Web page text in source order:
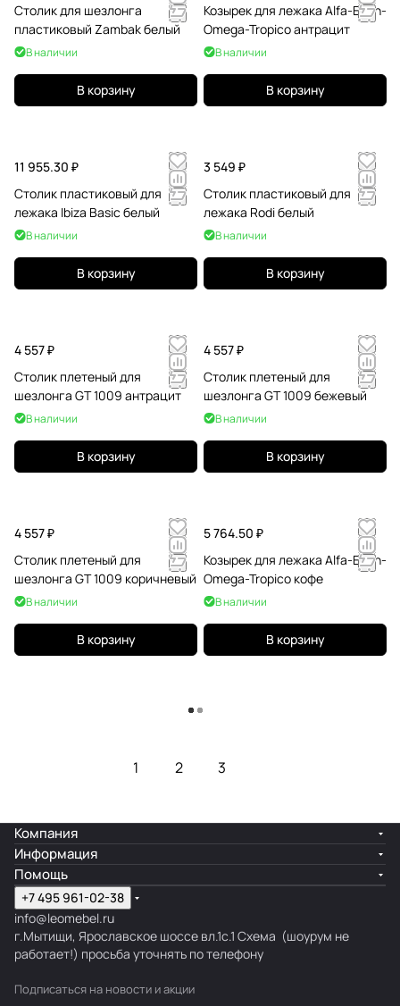
Столик для шезлонга
пластиковый Zambak белый
В наличии
В корзину
Козырек для лежака Alfa-Eden-
Omega-Tropico антрацит
В наличии
В корзину
11 955.30 ₽
Столик пластиковый для
лежака Ibiza Basic белый
В наличии
В корзину
3 549 ₽
Столик пластиковый для
лежака Rodi белый
В наличии
В корзину
4 557 ₽
Столик плетеный для
шезлонга GT 1009 антрацит
В наличии
В корзину
4 557 ₽
Столик плетеный для
шезлонга GT 1009 бежевый
В наличии
В корзину
4 557 ₽
Столик плетеный для
шезлонга GT 1009 коричневый
В наличии
В корзину
5 764.50 ₽
Козырек для лежака Alfa-Eden-
Omega-Tropico кофе
В наличии
В корзину
Загрузить еще
1 2 3
Компания
Информация
Помощь
+7 495 961-02-38
info@leomebel.ru
г.Мытищи, Ярославское шоссе вл.1с.1 Схема (шоурум не
работает!) просьба уточнять по телефону
Подписаться на новости и акции